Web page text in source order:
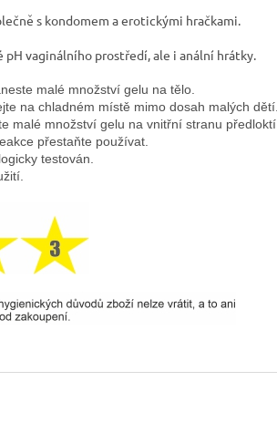
s kondomem a erotickými hračkami.
vaginálního prostředí, ale i anální hrátky.
malé množství gelu na tělo.
na chladném místě mimo dosah malých dětí.
malé množství gelu na vnitřní stranu předloktí.
přestaňte používat.
testován.